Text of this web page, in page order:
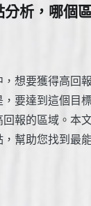
析，哪個
想要獲得高回
要達到這個目標
報的區域。本
幫助您找到最